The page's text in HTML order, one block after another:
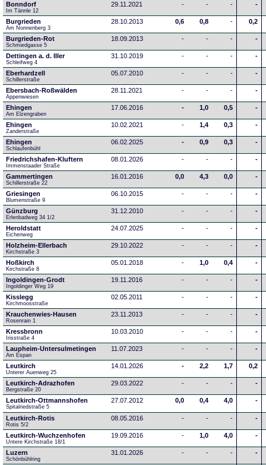
Bonndorf
Im Tännle 12
29.11.2021 - - - -
Burgrieden
Am Nonnenberg 3
28.10.2013 0,6 0,8 - 0,2
Burgrieden-Rot
Schmiedgasse 5
18.09.2013 - - - -
Dettingen a. d. Iller
Schleifweg 4
31.10.2019 - - - -
Eberhardzell
Schillerstraße
05.07.2010 - - - -
Ebersbach-Roßwälden
Appenwiesen
28.11.2021 - - - -
Ehingen
Am Elzengraben
17.06.2016 - 1,0 0,5 -
Ehingen
Zanderstraße
10.02.2021 - 1,4 0,3 -
Ehingen
Schlaufenbühl
06.02.2025 - 0,9 0,3 -
Friedrichshafen-Kluftern
Immenstaader Straße
08.01.2026 - - - -
Gammertingen
Schillerstraße 22
16.01.2016 0,0 4,3 0,0 -
Griesingen
Blumenstraße 9
06.10.2015 - - - -
Günzburg
Erlenbadweg 34 1/2
31.12.2010 - - - -
Heroldstatt
Eichenweg
24.07.2025 - - - -
Holzheim-Ellerbach
Kirchstraße 3
29.10.2022 - - - -
Hoßkirch
Kirchstraße 8
05.01.2018 - 1,0 0,4 -
Ingoldingen-Grodt
Ingoldinger Weg 19
19.11.2016 - - - -
Kisslegg
Kirchmoosstraße
02.05.2011 - - - -
Krauchenwies-Hausen
Rosenrain 1
23.11.2013 - - - -
Kressbronn
Irisstraße 4
10.03.2010 - - - -
Laupheim-Untersulmetingen
Am Espan
11.07.2023 - - - -
Leutkirch
Unterer Auenweg 25
14.01.2026 - 2,2 1,7 0,2
Leutkirch-Adrazhofen
Bergstraße 20
29.03.2022 - - - -
Leutkirch-Ottmannshofen
Spitalriedstraße 5
27.07.2012 0,0 0,4 4,0 -
Leutkirch-Rotis
Rotis 5/2
08.05.2016 - - - -
Leutkirch-Wuchzenhofen
Untere Kirchstraße 18/1
19.09.2016 - 1,0 4,0 -
Luzern
Schönbühlring
31.01.2026 - - - -